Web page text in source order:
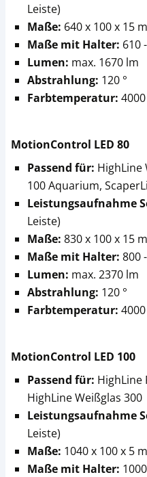
Leiste)
Maße: 640 x 100 x 15
Maße mit Halter: 610
Lumen: max. 1670 lm
Abstrahlung: 120 °
Farbtemperatur:
MotionControl LED 80
Passend für: HighLine
100 Aquarium,
Leistungsaufnahme
Leiste)
Maße: 830 x 100 x 15
Maße mit Halter: 800
Lumen: max. 2370 lm
Abstrahlung: 120 °
Farbtemperatur:
MotionControl LED 100
Passend für: HighLine
HighLine Weißglas 300
Leistungsaufnahme
Leiste)
Maße: 1040 x 100 x 5
Maße mit Halter: